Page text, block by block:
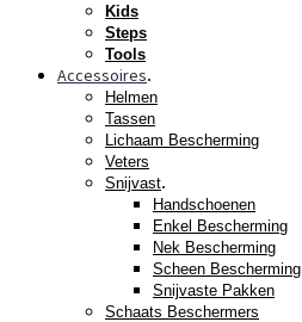
Kids
Steps
Tools
Accessoires.
Helmen
Tassen
Lichaam Bescherming
Veters
Snijvast.
Handschoenen
Enkel Bescherming
Nek Bescherming
Scheen Bescherming
Snijvaste Pakken
Schaats Beschermers